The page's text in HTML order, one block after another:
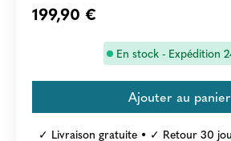
199,90 €
En stock - Expédition
✓ Livraison gratuite • ✓ Retour 30